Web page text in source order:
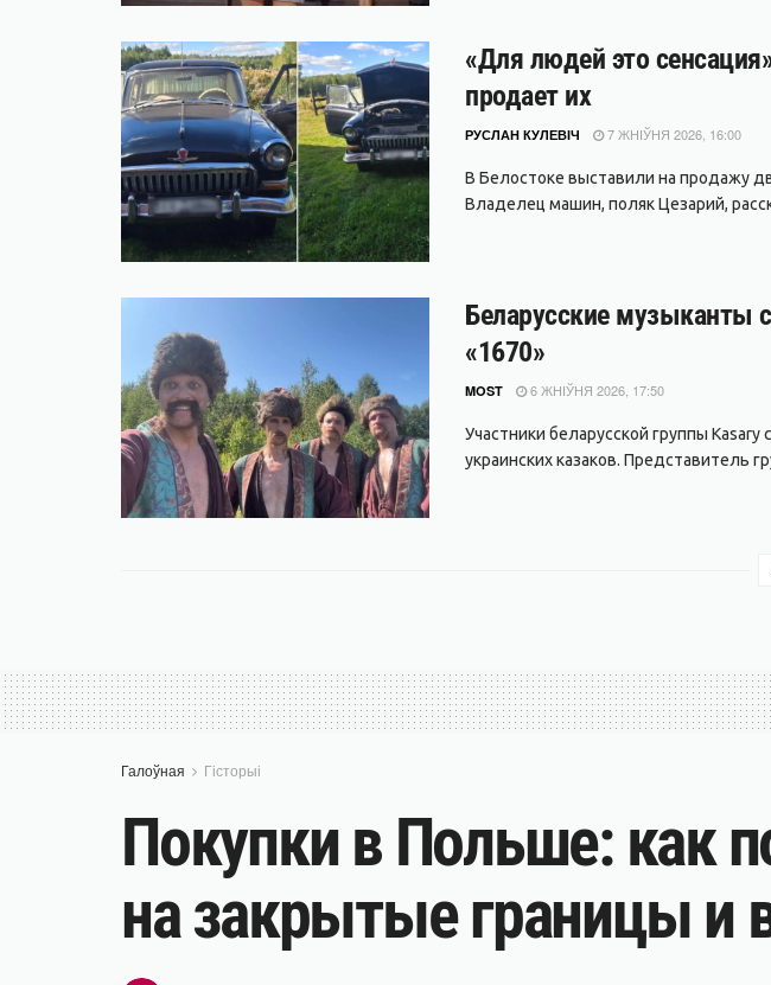
«Для людей это
продает их
РУСЛАН КУЛЕВІЧ 7 ЖНІЎНЯ 2026, 16:00
В Белостоке выставили на продажу
Владелец машин, поляк Цезарий,
Беларусские музыканты
«1670»
MOST 6 ЖНІЎНЯ 2026, 17:50
Участники беларусской группы
украинских казаков. Представитель
Галоўная Гісторыі
Покупки в Польше: как
на закрытые границы и